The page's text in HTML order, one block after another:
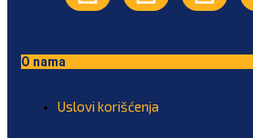
O nama
Uslovi korišćenja